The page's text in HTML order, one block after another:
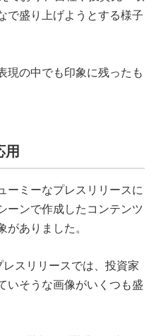
で盛り上げようとする様子
現の中でも印象に残ったも
用
ーミーなプレスリリースに
ーンで作成したコンテンツ
がありました。
スリリースでは、投資家
いそうな画像がいくつも盛